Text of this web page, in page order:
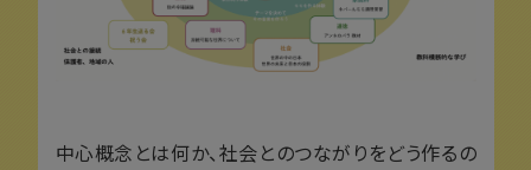
中心概念とは何か、社会とのつながりをどう作るの